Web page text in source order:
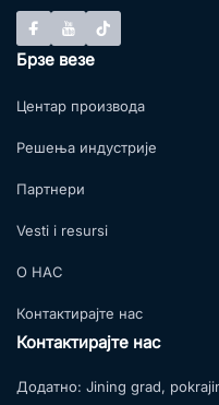
Брзе везе
Центар производа
Решења индустрије
Партнери
Vesti i resursi
О НАС
Контактирајте нас
Контактирајте нас
Додатно: Jining grad,